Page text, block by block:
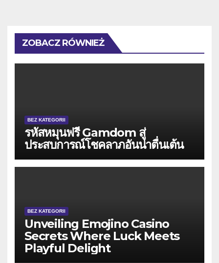
ZOBACZ RÓWNIEŻ
BEZ KATEGORII
รหัสหมุนฟรี Gamdom สู่
ประสบการณ์โชคลาภอันน่าตื่นเต้น
BEZ KATEGORII
Unveiling Emojino Casino
Secrets Where Luck Meets
Playful Delight